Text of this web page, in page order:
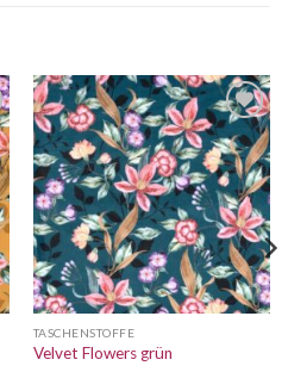
Auf die
Wunschliste
TASCHENSTOFFE
Velvet Flowers grün